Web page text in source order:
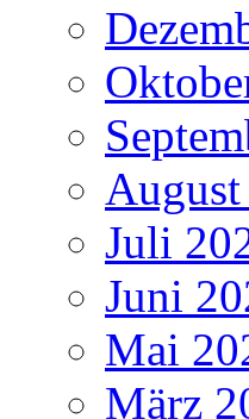
Juli
Juni
Mai
März